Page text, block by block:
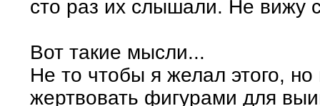
сто раз их слышали. Не вижу
Вот такие мысли...
Не то чтобы я желал этого,
жертвовать фигурами для